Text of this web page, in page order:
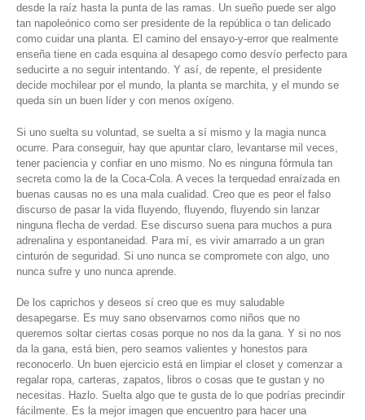
desde la raíz hasta la punta de las ramas. Un sueño puede ser algo
tan napoleónico como ser presidente de la república o tan delicado
como cuidar una planta. El camino del ensayo-y-error que realmente
enseña tiene en cada esquina al desapego como desvío perfecto para
seducirte a no seguir intentando. Y así, de repente, el presidente
decide mochilear por el mundo, la planta se marchita, y el mundo se
queda sin un buen líder y con menos oxígeno.
Si uno suelta su voluntad, se suelta a sí mismo y la magia nunca
ocurre. Para conseguir, hay que apuntar claro, levantarse mil veces,
tener paciencia y confiar en uno mismo. No es ninguna fórmula tan
secreta como la de la Coca-Cola. A veces la terquedad enraízada en
buenas causas no es una mala cualidad. Creo que es peor el falso
discurso de pasar la vida fluyendo, fluyendo, fluyendo sin lanzar
ninguna flecha de verdad. Ese discurso suena para muchos a pura
adrenalina y espontaneidad. Para mí, es vivir amarrado a un gran
cinturón de seguridad. Si uno nunca se compromete con algo, uno
nunca sufre y uno nunca aprende.
De los caprichos y deseos sí creo que es muy saludable
desapegarse. Es muy sano observarnos como niños que no
queremos soltar ciertas cosas porque no nos da la gana. Y si no nos
da la gana, está bien, pero seamos valientes y honestos para
reconocerlo. Un buen ejercicio está en limpiar el closet y comenzar a
regalar ropa, carteras, zapatos, libros o cosas que te gustan y no
necesitas. Hazlo. Suelta algo que te gusta de lo que podrías precindir
fácilmente. Es la mejor imagen que encuentro para hacer una